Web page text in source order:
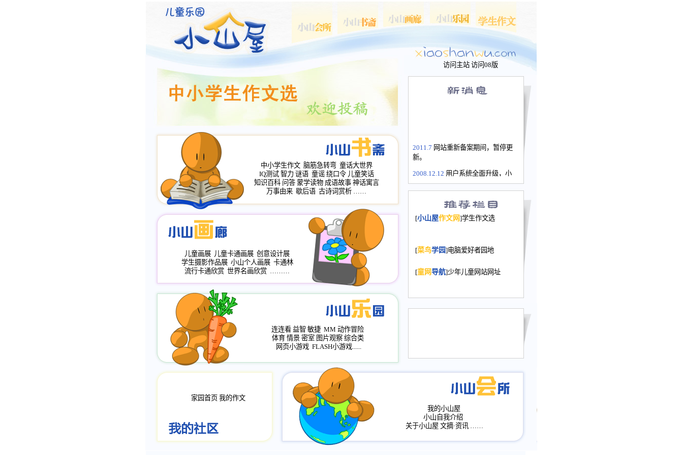
访问主站 访问08版
2011.7 网站重新备案期间，暂停更
新。
2008.12.12 用户系统全面升级，小
长会、家园网－个人空间，用户一
次注册全部通行。
2008.12.12家园网正式运行，域
年，2009版提前启用，小山屋全面
小山画廊均增加多个新栏目。。
评分、顶功能，作文宝典改版。
[小山屋作文网]学生作文选
[菜鸟学园]电脑爱好者园地
[童网导航]少年儿童网站网址
中小学生作文 脑筋急转弯 童话大世界
IQ测试 智力 谜语 童谣 绕口令 儿童笑话
知识百科 问答 蒙学读物 成语故事 神话寓言
万事由来 歇后语 古诗词赏析 ……
儿童画展 儿童卡通画展 创意设计展
学生摄影作品展 小山个人画展 卡通林
流行卡通欣赏 世界名画欣赏 ………
连连看 益智 敏捷 MM 动作冒险
体育 情景 密室 图片观察 综合类
网页小游戏 FLASH小游戏......
家园首页 我的作文
我的小山屋
小山自我介绍
关于小山屋 文摘·资讯 ……